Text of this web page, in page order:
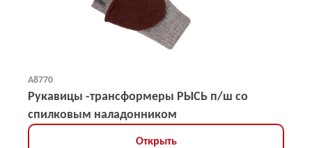
А8770
Рукавицы -трансформеры РЫСЬ п/ш со
спилковым наладонником
Открыть